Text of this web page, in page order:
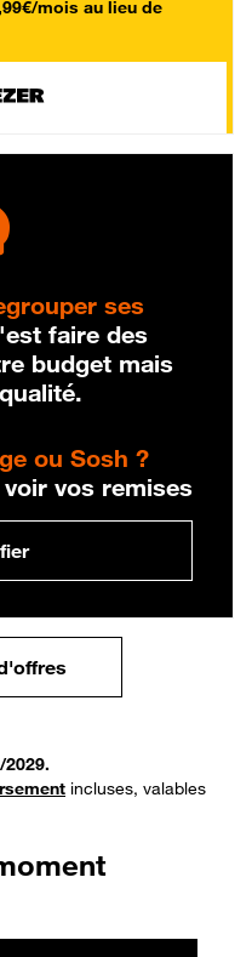
mois au lieu de
ses
faire des
budget mais
ou Sosh ?
vos remises
incluses, valables